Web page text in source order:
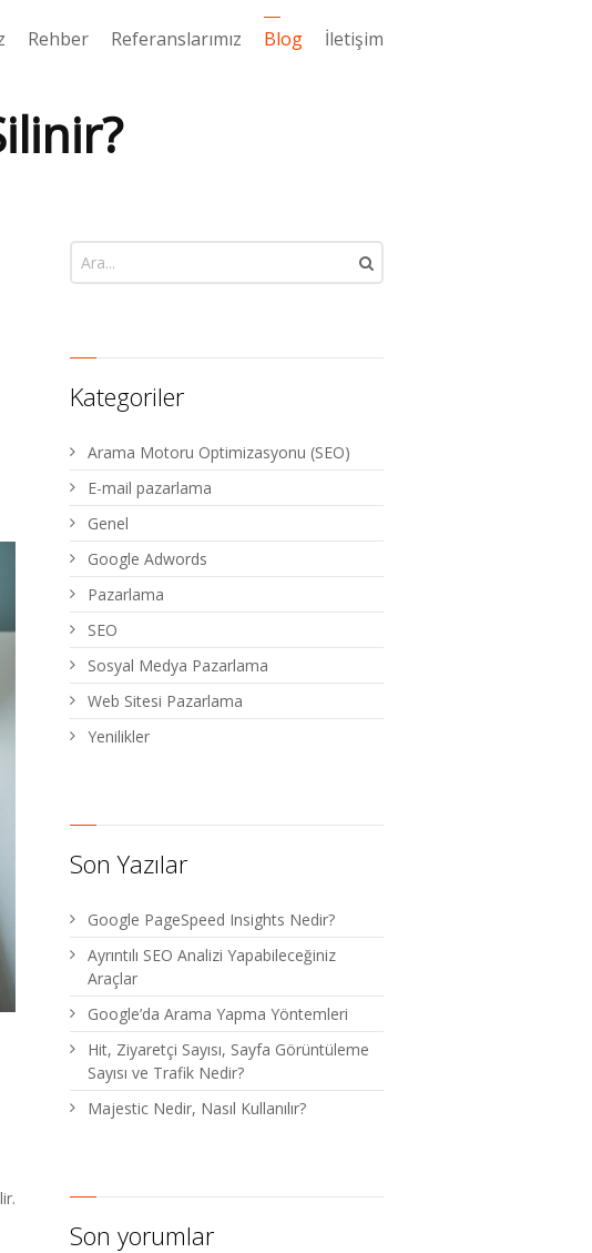
Rehber Referanslarımız Blog İletişim
Kategoriler
Arama Motoru Optimizasyonu (SEO)
E-mail pazarlama
Genel
Google Adwords
Pazarlama
SEO
Sosyal Medya Pazarlama
Web Sitesi Pazarlama
Yenilikler
Son Yazılar
Google PageSpeed Insights Nedir?
Ayrıntılı SEO Analizi Yapabileceğiniz
Araçlar
Google’da Arama Yapma Yöntemleri
Hit, Ziyaretçi Sayısı, Sayfa Görüntüleme
Sayısı ve Trafik Nedir?
Majestic Nedir, Nasıl Kullanılır?
Son yorumlar